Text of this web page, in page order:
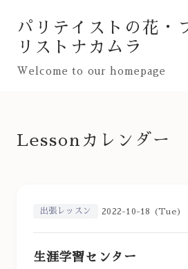
パリテイストの花・
リストナカムラ
Welcome to our homepage
Lessonカレンダー
出張レッスン 2022-10-18 (Tue)
生涯学習センター